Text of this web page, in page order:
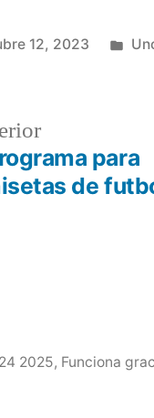
12, 2023
Entrada
anterior:
para
de
2025, Funciona